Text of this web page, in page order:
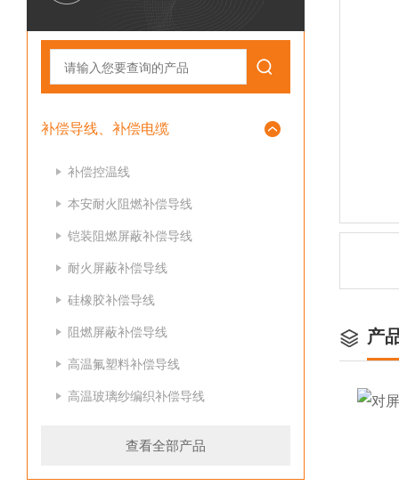
补偿导线、补偿电缆
补偿控温线
本安耐火阻燃补偿导线
铠装阻燃屏蔽补偿导线
耐火屏蔽补偿导线
硅橡胶补偿导线
阻燃屏蔽补偿导线
高温氟塑料补偿导线
高温玻璃纱编织补偿导线
查看全部产品
产